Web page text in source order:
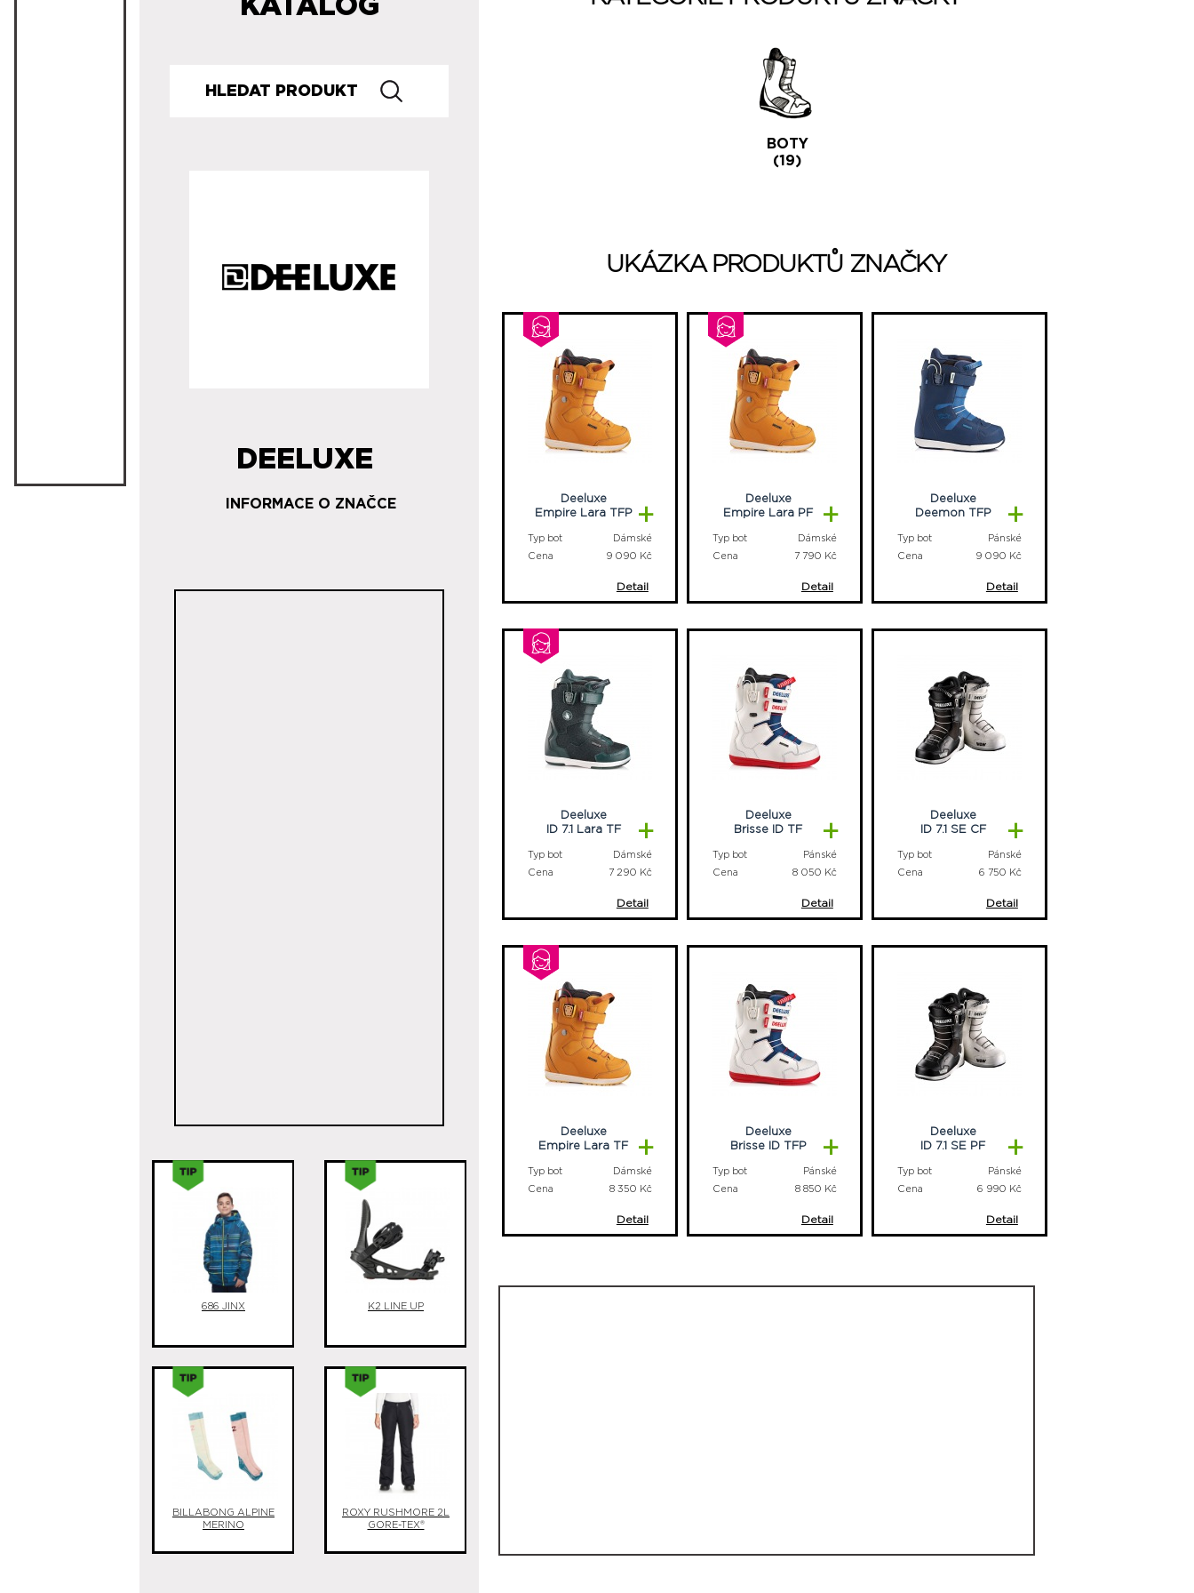
BOTY
(19)
UKÁZKA PRODUKTŮ ZNAČKY
Deeluxe
Empire Lara TFP
Typ bot
Dámské
Cena
9 090 Kč
+
Detail
Deeluxe
Empire Lara PF
Typ bot
Dámské
Cena
7 790 Kč
+
Detail
Deeluxe
Deemon TFP
Typ bot
Pánské
Cena
9 090 Kč
+
Detail
Deeluxe
ID 7.1 Lara TF
Typ bot
Dámské
Cena
7 290 Kč
+
Detail
Deeluxe
Brisse ID TF
Typ bot
Pánské
Cena
8 050 Kč
+
Detail
Deeluxe
ID 7.1 SE CF
Typ bot
Pánské
Cena
6 750 Kč
+
Detail
Deeluxe
Empire Lara TF
Typ bot
Dámské
Cena
8 350 Kč
+
Detail
Deeluxe
Brisse ID TFP
Typ bot
Pánské
Cena
8 850 Kč
+
Detail
Deeluxe
ID 7.1 SE PF
Typ bot
Pánské
Cena
6 990 Kč
+
Detail
KATALOG
DEELUXE
INFORMACE O ZNAČCE
686 JINX K2 LINE UP
BILLABONG ALPINE
MERINO
ROXY RUSHMORE 2L
GORE-TEX®